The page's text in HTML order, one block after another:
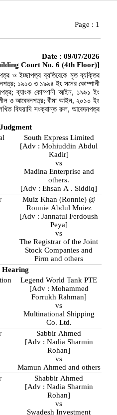
Page : 1
Date : 09/07/2026
Court No. 6 (4th Floor)]
ও ইচ্ছাপত্র ব্যতিরেকে মৃত ব্যক্তির
১৯১৩ ও ১৯৯৪ ইং সনের কোম্পানী
ব্যাংক কোম্পানী আইন, ১৯৯১ ইং
ও আবেদনপত্র; বীমা আইন, ২০১০ ইং
বিষয়াদি সংক্রান্ত রুল, আবেদনপত্র
South Express Limited
[Adv : Mohiuddin Abdul
Kadir]
vs
Madina Enterprise and
others.
[Adv : Ehsan A . Siddiq]
Muiz Khan (Ronnie) @
Ronnie Abdul Muiez
[Adv : Jannatul Ferdoush
Peya]
vs
The Registrar of the Joint
Stock Companies and
Firm and others
Hearing
Legend World Tank PTE
[Adv : Mohammed
Forrukh Rahman]
vs
Multinational Shipping
Co. Ltd.
Sabbir Ahmed
[Adv : Nadia Sharmin
Rohan]
vs
Mamun Ahmed and others
Shabbir Ahmed
[Adv : Nadia Sharmin
Rohan]
vs
Swadesh Investment